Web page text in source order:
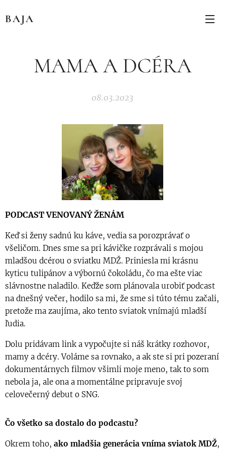
BAJA
MAMA A DCÉRA
08.03.2023
PODCAST VENOVANÝ ŽENÁM
Keď si ženy sadnú ku káve, vedia sa porozprávať o
všeličom. Dnes sme sa pri kávičke rozprávali s mojou
mladšou dcérou o sviatku MDŽ. Priniesla mi krásnu
kyticu tulipánov a výbornú čokoládu, čo ma ešte viac
slávnostne naladilo. Keďže som plánovala urobiť podcast
na dnešný večer, hodilo sa mi, že sme si túto tému začali,
pretože ma zaujíma, ako tento sviatok vnímajú mladší
ľudia.
Dolu pridávam link a vypočujte si náš krátky rozhovor,
mamy a dcéry. Voláme sa rovnako, a ak ste si pri pozeraní
dokumentárnych filmov všimli moje meno, tak to som
nebola ja, ale ona a momentálne pripravuje svoj
celovečerný debut o SNG.
Čo všetko sa dostalo do podcastu?
Okrem toho, ako mladšia generácia vníma sviatok MDŽ,